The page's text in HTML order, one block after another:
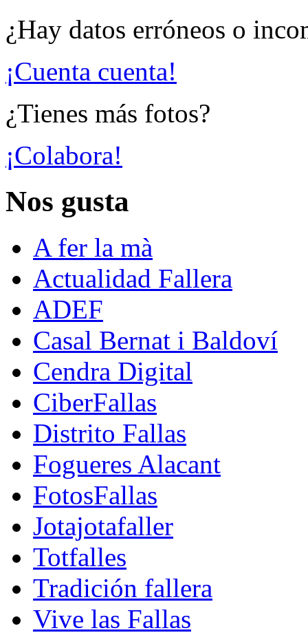
¿Hay datos erróneos o
¡Cuenta cuenta!
¿Tienes más fotos?
¡Colabora!
Nos gusta
A fer la mà
Actualidad Fallera
ADEF
Casal Bernat i Baldoví
Cendra Digital
CiberFallas
Distrito Fallas
Fogueres Alacant
FotosFallas
Jotajotafaller
Totfalles
Tradición fallera
Vive las Fallas